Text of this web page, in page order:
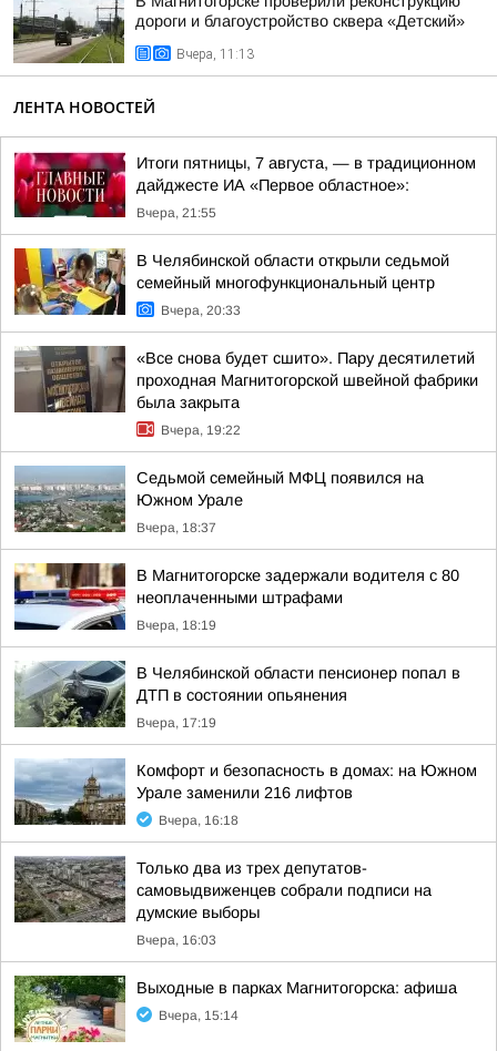
дороги и благоустройство сквера «Детский»
Вчера, 11:13
ЛЕНТА НОВОСТЕЙ
Итоги пятницы, 7 августа, — в традиционном
дайджесте ИА «Первое областное»:
Вчера, 21:55
В Челябинской области открыли седьмой
семейный многофункциональный центр
Вчера, 20:33
«Все снова будет сшито». Пару десятилетий
проходная Магнитогорской швейной фабрики
была закрыта
Вчера, 19:22
Седьмой семейный МФЦ появился на
Южном Урале
Вчера, 18:37
В Магнитогорске задержали водителя с 80
неоплаченными штрафами
Вчера, 18:19
В Челябинской области пенсионер попал в
ДТП в состоянии опьянения
Вчера, 17:19
Комфорт и безопасность в домах: на Южном
Урале заменили 216 лифтов
Вчера, 16:18
Только два из трех депутатов-
самовыдвиженцев собрали подписи на
думские выборы
Вчера, 16:03
Выходные в парках Магнитогорска: афиша
Вчера, 15:14